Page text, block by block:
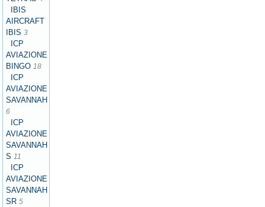
IBIS
AIRCRAFT
IBIS 3
ICP
AVIAZIONE
BINGO 18
ICP
AVIAZIONE
SAVANNAH
6
ICP
AVIAZIONE
SAVANNAH
S 11
ICP
AVIAZIONE
SAVANNAH
SR 5